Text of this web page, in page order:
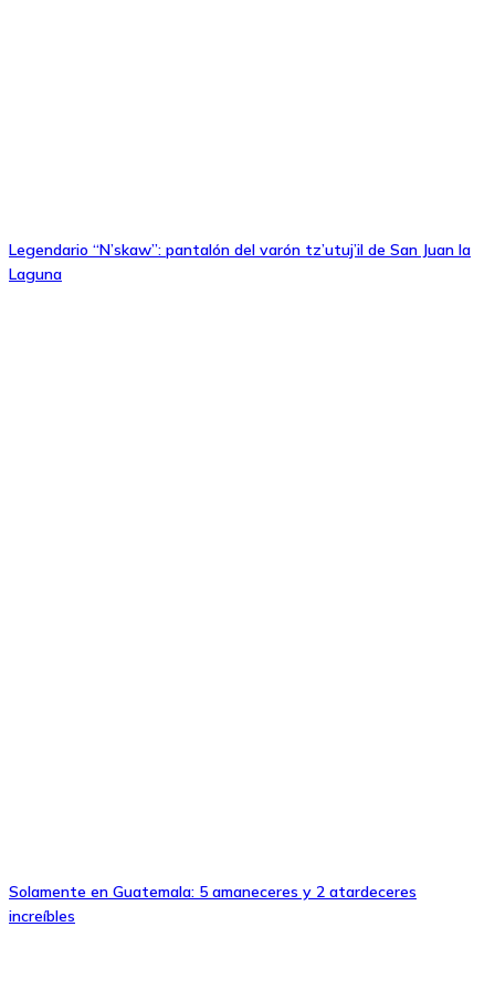
Legendario “N’skaw”: pantalón del varón tz’utuj’il de San Juan la
Laguna
Solamente en Guatemala: 5 amaneceres y 2 atardeceres
increíbles